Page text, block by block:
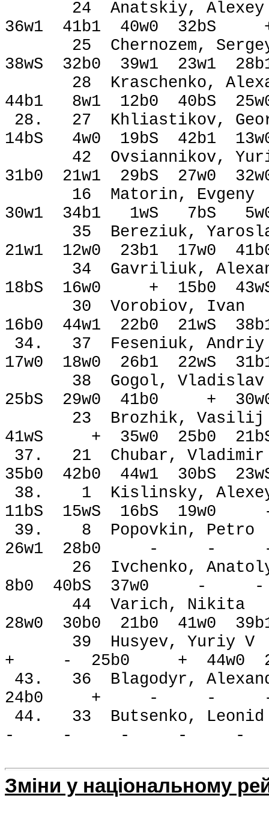
24 Anatskiy,
36w1 41b1 40w0
25 Chernozem,
38wЅ 32b0 39w1 23w1
28 Kraschenko,
44b1 8w1 12b0 40bЅ
28. 27 Khliastikov,
14bЅ 4w0 19bЅ 42b1
42 Ovsiannikov,
31b0 21w1 29bЅ
16 Matorin,
30w1 34b1 1wЅ
35 Bereziuk,
21w1 12w0 23b1
34 Gavriliuk,
18bЅ 16w0 + 15b0
30 Vorobiov,
16b0 44w1 22b0
34. 37 Feseniuk,
17w0 18w0 26b1 22wЅ
38 Gogol,
25bЅ 29w0 41b0 +
23 Brozhik,
41wЅ + 35w0 25b0
37. 21 Chubar,
35b0 42b0 44w1 30bЅ
38. 1 Kislinsky,
11bЅ 15wЅ
39. 8 Popovkin,
26w1 28b0
26 Ivchenko,
8b0 40bЅ
44 Varich,
28w0 30b0 21b0 41w0
39 Husyev,
+ - 25b0 + 44w0
43. 36 Blagodyr,
24b0 + - -
44. 33
- - - - - -
Зміни у національному